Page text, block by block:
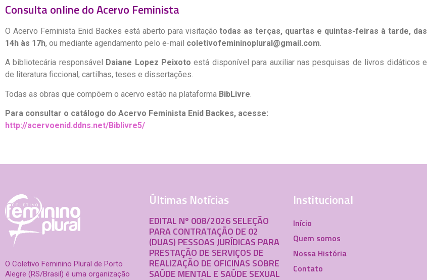
Consulta online do Acervo Feminista
O Acervo Feminista Enid Backes está aberto para visitação todas as terças, quartas e quintas-feiras à tarde, das
14h às 17h, ou mediante agendamento pelo e-mail coletivofemininoplural@gmail.com
A bibliotecária responsável Daiane Lopez Peixoto está disponível para auxiliar nas pesquisas de livros didáticos e
de literatura ficcional, cartilhas, teses e dissertações.
Todas as obras que compõem o acervo estão na plataforma BibLivre
Para consultar o catálogo do Acervo Feminista Enid Backes, acesse:
http://acervoenid.ddns.net/Biblivre5/
O Coletivo Feminino Plural de Porto
Alegre (RS/Brasil) é uma organização
Últimas Notícias
EDITAL Nº 008/2026 SELEÇÃO
PARA CONTRATAÇÃO DE 02
(DUAS) PESSOAS JURÍDICAS PARA
PRESTAÇÃO DE SERVIÇOS DE
REALIZAÇÃO DE OFICINAS SOBRE
SAÚDE MENTAL E SAÚDE SEXUAL
Institucional
Início
Quem somos
Nossa História
Contato